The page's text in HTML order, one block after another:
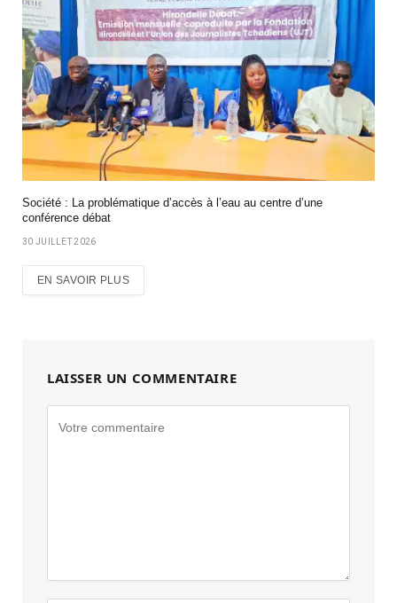
Société : La problématique d’accès à l’eau au centre d’une
conférence débat
30 JUILLET 2026
EN SAVOIR PLUS
LAISSER UN COMMENTAIRE